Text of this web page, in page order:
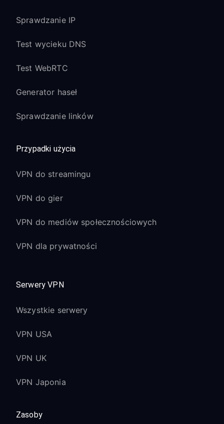
Sprawdzanie IP
Test wycieku DNS
Test WebRTC
Generator haseł
Sprawdzanie linków
Przypadki użycia
VPN do streamingu
VPN do gier
VPN do mediów społecznościowych
VPN dla prywatności
Serwery VPN
Wszystkie serwery
VPN USA
VPN UK
VPN Japonia
Zasoby